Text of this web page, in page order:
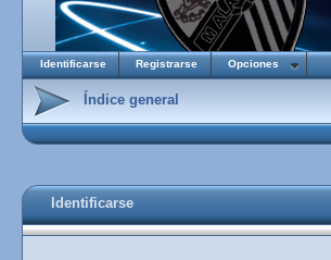
Identificarse Registrarse Opciones
Índice general
Identificarse